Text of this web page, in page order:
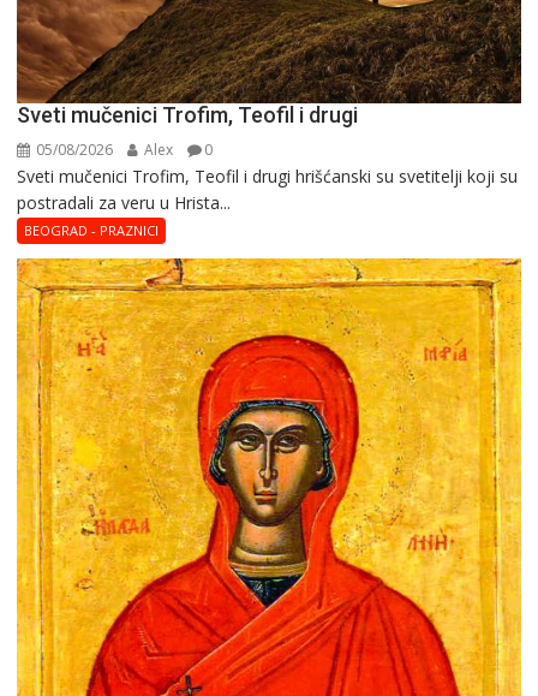
Sveti mučenici Trofim, Teofil i drugi
05/08/2026 Alex 0
Sveti mučenici Trofim, Teofil i drugi hrišćanski su svetitelji koji su
postradali za veru u Hrista...
BEOGRAD - PRAZNICI